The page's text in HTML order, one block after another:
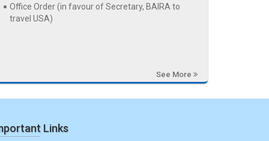
Office Order (in favour of Secretary, BAIRA to
travel USA)
See More
Links